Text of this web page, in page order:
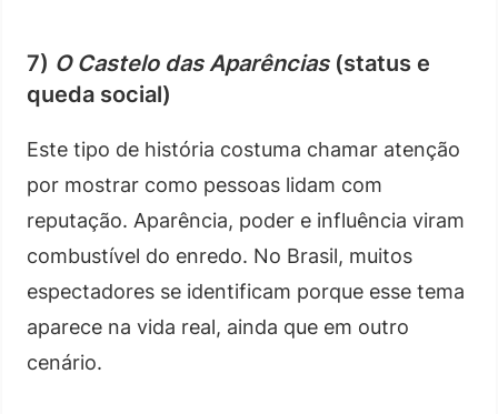
7) O Castelo das Aparências(status e
queda social)
Este tipo de história costuma chamar atenção
por mostrar como pessoas lidam com
reputação. Aparência, poder e influência viram
combustível do enredo. No Brasil, muitos
espectadores se identificam porque esse tema
aparece na vida real, ainda que em outro
cenário.